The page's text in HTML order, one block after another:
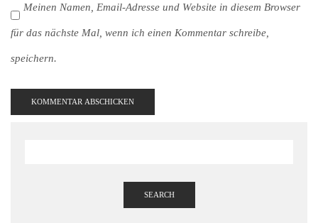
Meinen Namen, Email-Adresse und Website in diesem Browser
für das nächste Mal, wenn ich einen Kommentar schreibe,
speichern.
SEARCH